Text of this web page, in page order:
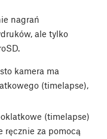
nagrań
ale tylko
kamera ma
(timelapse),
(timelapse)
ręcznie za pomocą